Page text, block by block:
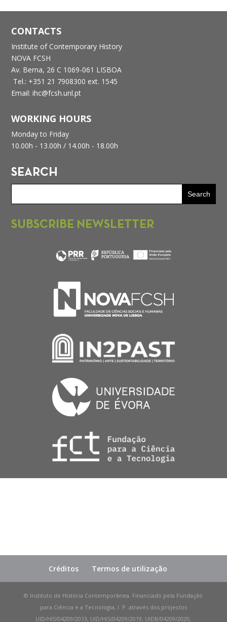
CONTACTS
Institute of Contemporary History
NOVA FCSH
Av. Berna, 26 C 1069-061 LISBOA
Tel.: +351 21 7908300 ext. 1545
Email: ihc@fcsh.unl.pt
WORKING HOURS
Monday to Friday
10.00h - 13.00h / 14.00h - 18.00h
SEARCH
SUBSCRIBE NEWSLETTER
Créditos Termos de utilização
© Instituto de História Contemporânea. Financiado pela Fundação
para Ciência e a Tecnologia, I. P. através dos projectos
UID/HIS/04209/2013, UID/HIS/04209/2019, UIDB/04209/2020,